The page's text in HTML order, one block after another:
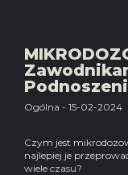
Ogólna - 15-02-2024
Czym jest
najlepiej je
wiele czasu?